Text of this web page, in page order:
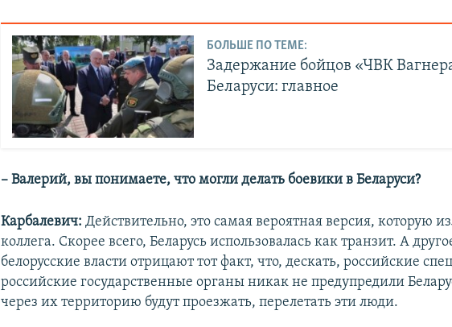
БОЛЬШЕ ПО ТЕМЕ:
Задержание бойцов «ЧВК
Беларуси: главное
– Валерий, вы понимаете, что могли делать боевики в Беларуси?
Карбалевич:Действительно, это самая вероятная версия, которую
коллега. Скорее всего, Беларусь использовалась как транзит. А
белорусские власти отрицают тот факт, что, дескать, российские
российские государственные органы никак не предупредили
через их территорию будут проезжать, перелетать эти люди.